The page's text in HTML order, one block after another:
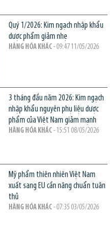
Quý 1/2026: Kim ngạch nhập khẩu
dược phẩm giảm nhẹ
HÀNG HÓA KHÁC - 09:47 11/05/2026
3 tháng đầu năm 2026: Kim ngạch
nhập khẩu nguyên phụ liệu dược
phẩm của Việt Nam giảm mạnh
HÀNG HÓA KHÁC - 15:51 08/05/2026
Mỹ phẩm thiên nhiên Việt Nam
xuất sang EU cần nâng chuẩn tuân
thủ
HÀNG HÓA KHÁC - 07:35 03/05/2026